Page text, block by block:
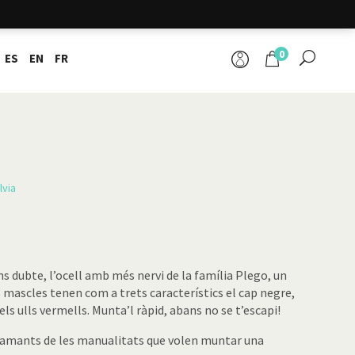
ES EN FR 0
dubte, l’ocell amb més nervi de la família Plego, un
tenen com a trets característics el cap negre,
ulls vermells. Munta’l ràpid, abans no se t’escapi!
de les manualitats que volen muntar una